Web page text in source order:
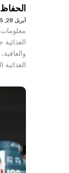
أبريل 28, 2025
معلومات